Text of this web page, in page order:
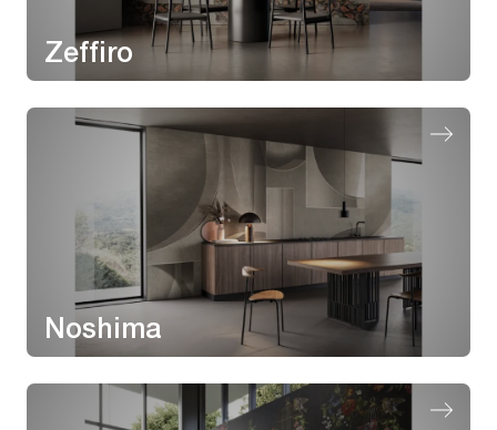
Zeffiro
Noshima